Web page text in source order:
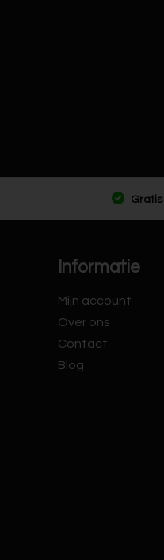
Gratis
Informatie
Mijn account
Over ons
Contact
Blog